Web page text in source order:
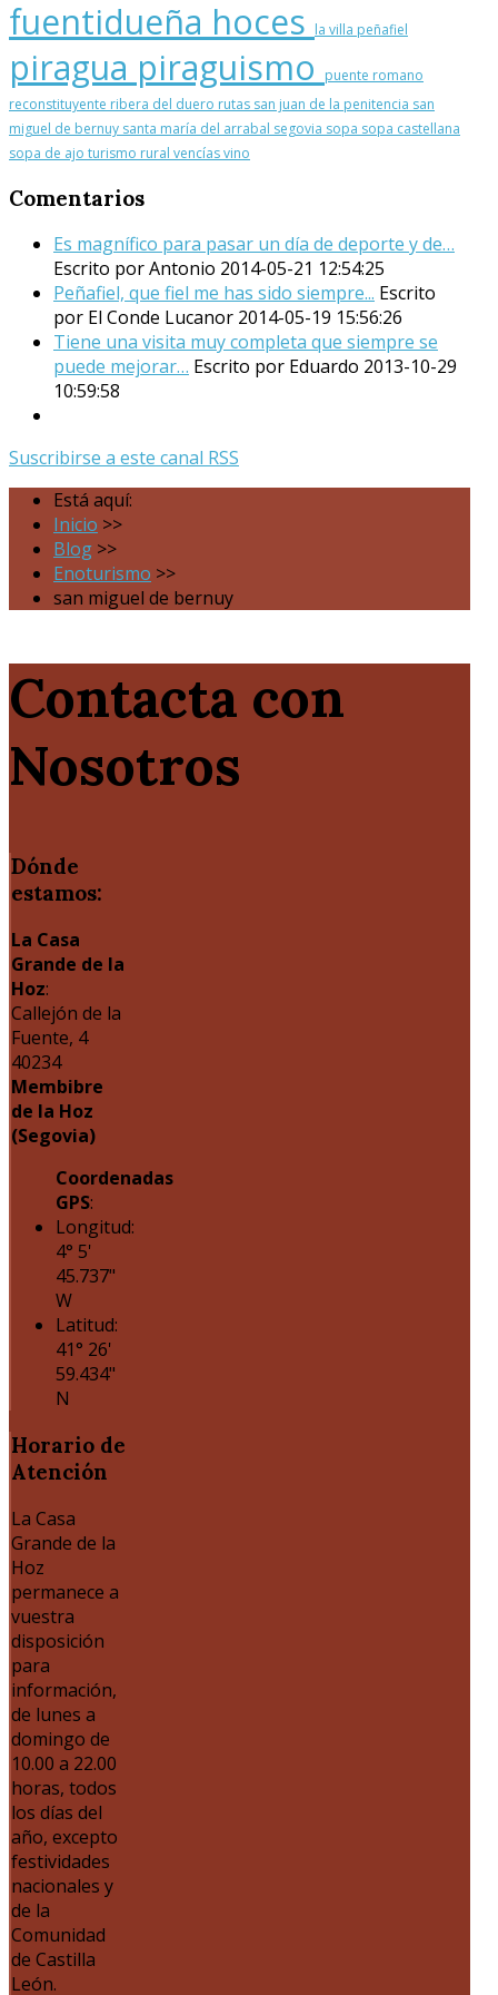
fuentidueña hoces la villa peñafiel
piragua piraguismo
puente romano
reconstituyente ribera del duero rutas san juan de la penitencia san
miguel de bernuy santa maría del arrabal segovia sopa sopa castellana
sopa de ajo turismo rural vencíasvino
Comentarios
Es magnífico para pasar un día de deporte y de…
Escrito por Antonio 2014-05-21 12:54:25
Peñafiel, que fiel me has sido siempre... Escrito
por El Conde Lucanor 2014-05-19 15:56:26
Tiene una visita muy completa que siempre se
puede mejorar… Escrito por Eduardo 2013-10-29
10:59:58
Suscribirse a este canal RSS
Está aquí:
Inicio >>
Blog >>
Enoturismo >>
san miguel de bernuy
Contacta con
Nosotros
Dónde
estamos:
La Casa
Grande de la
Hoz:
Callejón de la
Fuente, 4
40234
Membibre
de la Hoz
(Segovia)
Coordenadas
GPS:
Longitud:
4° 5'
45.737"
W
Latitud:
41° 26'
59.434"
N
Horario de
Atención
La Casa
Grande de la
Hoz
permanece a
vuestra
disposición
para
información,
de lunes a
domingo de
10.00 a 22.00
horas, todos
los días del
año, excepto
festividades
nacionales y
de la
Comunidad
de Castilla
León.